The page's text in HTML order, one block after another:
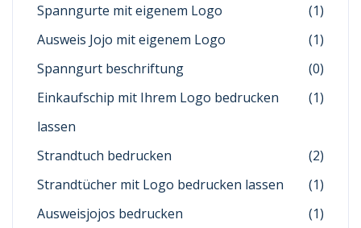
Spanngurte mit eigenem Logo
(1)
Ausweis Jojo mit eigenem Logo
(1)
Spanngurt beschriftung
(0)
Einkaufschip mit Ihrem Logo bedrucken
lassen
(1)
Strandtuch bedrucken
(2)
Strandtücher mit Logo bedrucken lassen
(1)
Ausweisjojos bedrucken
(1)